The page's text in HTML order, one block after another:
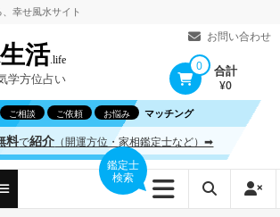
水サイト
お問い合わせ
活.life
学方位占い
0 合計
¥0
ご相談 ご依頼 お悩み マッチング
料で紹介 （開運方位・家相鑑定士など）➡
鑑定士
検索